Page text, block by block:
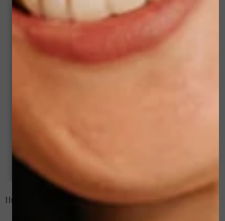
Huidverbeterende gezichtsbehandelingen